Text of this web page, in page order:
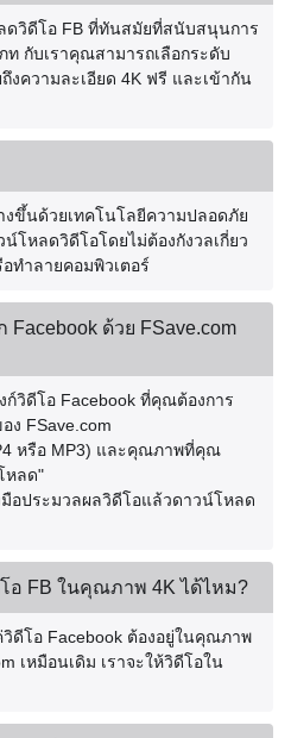
ดวิดีโอ FB ที่ทันสมัยที่สนับสนุนการ
ท กับเราคุณสามารถเลือกระดับ
ความละเอียด 4K ฟรี และเข้ากัน
งขึ้นด้วยเทคโนโลยีความปลอดภัย
โหลดวิดีโอโดยไม่ต้องกังวลเกี่ยว
ทำลายคอมพิวเตอร์
ด้วย FSave.com
วิดีโอ Facebook ที่คุณต้องการ
ง FSave.com
หรือ MP3) และคุณภาพที่คุณ
หลด"
อประมวลผลวิดีโอแล้วดาวน์โหลด
อ FB ในคุณภาพ 4K ได้ไหม?
ดีโอ Facebook ต้องอยู่ในคุณภาพ
เหมือนเดิม เราจะให้วิดีโอใน